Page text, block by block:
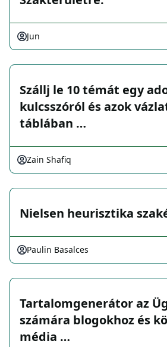
Jun
Szállj le 10 témát egy
kulcsszóról és azok
táblában …
Zain Shafiq
Nielsen heurisztika
Paulin Basalces
Tartalomgenerátor az
számára blogokhoz és
média …